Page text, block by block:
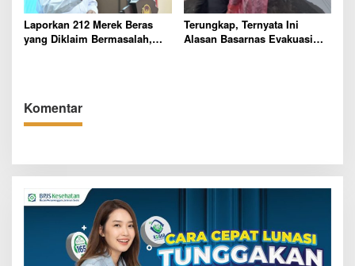
Laporkan 212 Merek Beras
yang Diklaim Bermasalah,
Terungkap, Ternyata Ini
Alasan Basarnas Evakuasi
Komentar